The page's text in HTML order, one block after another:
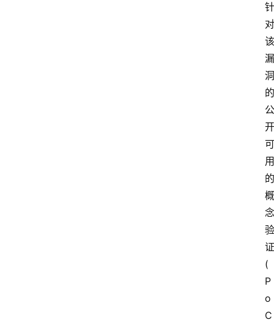
针
对
该
漏
洞
的
公
开
可
用
的
概
念
验
证
(
P
o
C